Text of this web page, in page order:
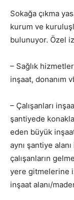
Sokağa çıkma
kurum ve
bulunuyor. Özel
– Sağlık
inşaat, donanım
– Çalışanları
şantiyede
eden büyük
aynı şantiye
çalışanların
yere gitmelerine
inşaat alanı/